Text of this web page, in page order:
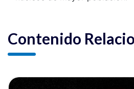
Contenido